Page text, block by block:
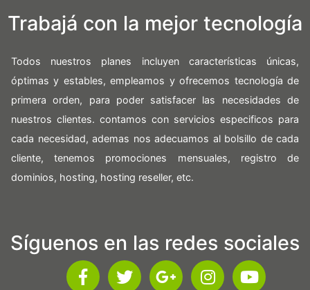
Trabajá con la mejor tecnología
Todos nuestros planes incluyen características únicas,
óptimas y estables, empleamos y ofrecemos tecnología de
primera orden, para poder satisfacer las necesidades de
nuestros clientes. contamos con servicios especificos para
cada necesidad, ademas nos adecuamos al bolsillo de cada
cliente, tenemos promociones mensuales, registro de
dominios, hosting, hosting reseller, etc.
Síguenos en las redes sociales